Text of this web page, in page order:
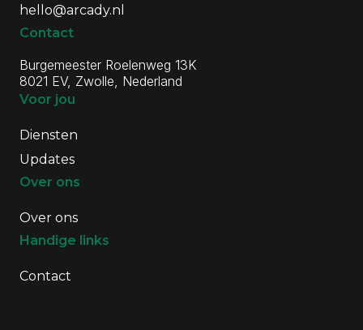
Juist nu.
hello@arcady.nl
Contact
Burgemeester Roelenweg 13K
8021 EV, Zwolle, Nederland
Voor jou
Diensten
Updates
Over ons
Over ons
Handige links
Contact